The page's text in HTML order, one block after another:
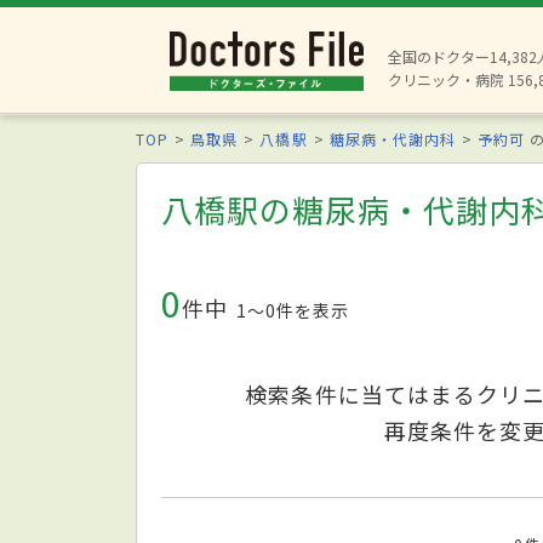
全国のドクター14,382
クリニック・病院
TOP 鳥取県 八橋駅 糖尿病・代謝内科 予約可
八橋駅の糖尿病・代謝内
0件中 1〜0件を表示
検索条件に当てはまるクリ
再度条件を変